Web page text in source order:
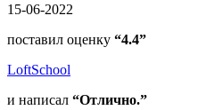
15-06-2022
поставил оценку “4.4”
LoftSchool
и написал “Отлично.”